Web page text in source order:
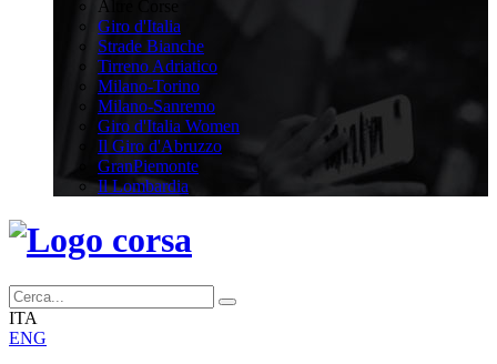
Altre Corse
Giro d'Italia
Strade Bianche
Tirreno Adriatico
Milano-Torino
Milano-Sanremo
Giro d'Italia Women
Il Giro d'Abruzzo
GranPiemonte
Il Lombardia
ITA
ENG